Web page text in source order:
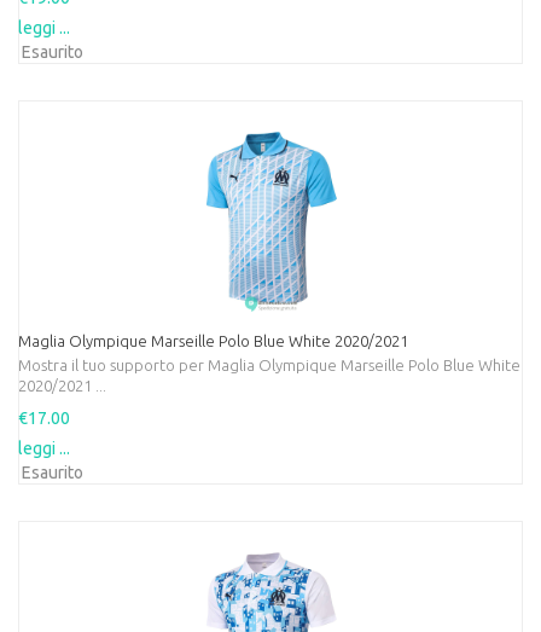
leggi ...
Esaurito
Maglia Olympique Marseille Polo Blue White 2020/2021
Mostra il tuo supporto per Maglia Olympique Marseille Polo Blue White
2020/2021 ...
€17.00
leggi ...
Esaurito